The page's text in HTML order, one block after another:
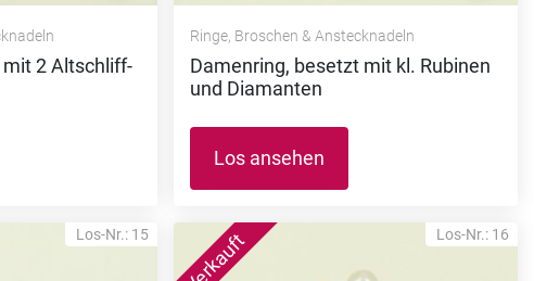
2 Altschliff-
Ringe, Broschen & Anstecknadeln
Damenring, besetzt mit kl. Rubinen
und Diamanten
Los ansehen
Los-Nr.: 15 Los-Nr.: 16